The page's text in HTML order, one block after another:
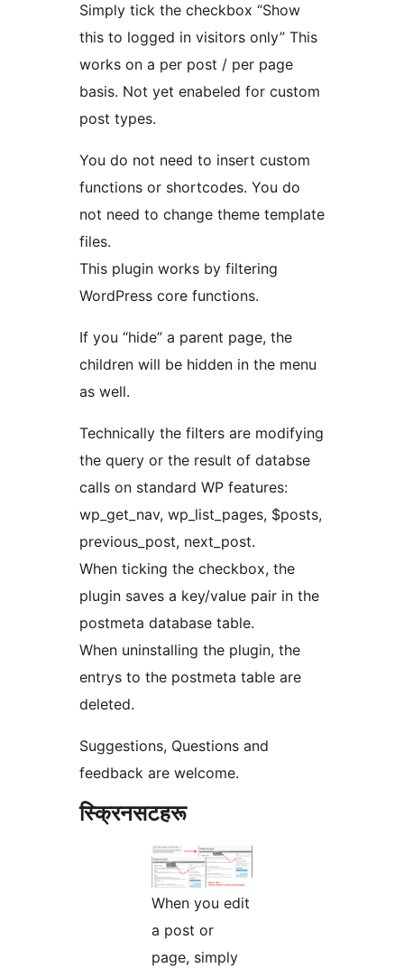
Simply tick the checkbox “Show
this to logged in visitors only” This
works on a per post / per page
basis. Not yet enabeled for custom
post types.
You do not need to insert custom
functions or shortcodes. You do
not need to change theme template
files.
This plugin works by filtering
WordPress core functions.
If you “hide” a parent page, the
children will be hidden in the menu
as well.
Technically the filters are modifying
the query or the result of databse
calls on standard WP features:
wp_get_nav, wp_list_pages, $posts,
previous_post, next_post.
When ticking the checkbox, the
plugin saves a key/value pair in the
postmeta database table.
When uninstalling the plugin, the
entrys to the postmeta table are
deleted.
Suggestions, Questions and
feedback are welcome.
स्क्रिनसटहरू
When you edit
a post or
page, simply